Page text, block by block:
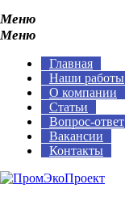
Меню
Меню
Главная
Наши работы
О компании
Статьи
Вопрос-ответ
Вакансии
Контакты